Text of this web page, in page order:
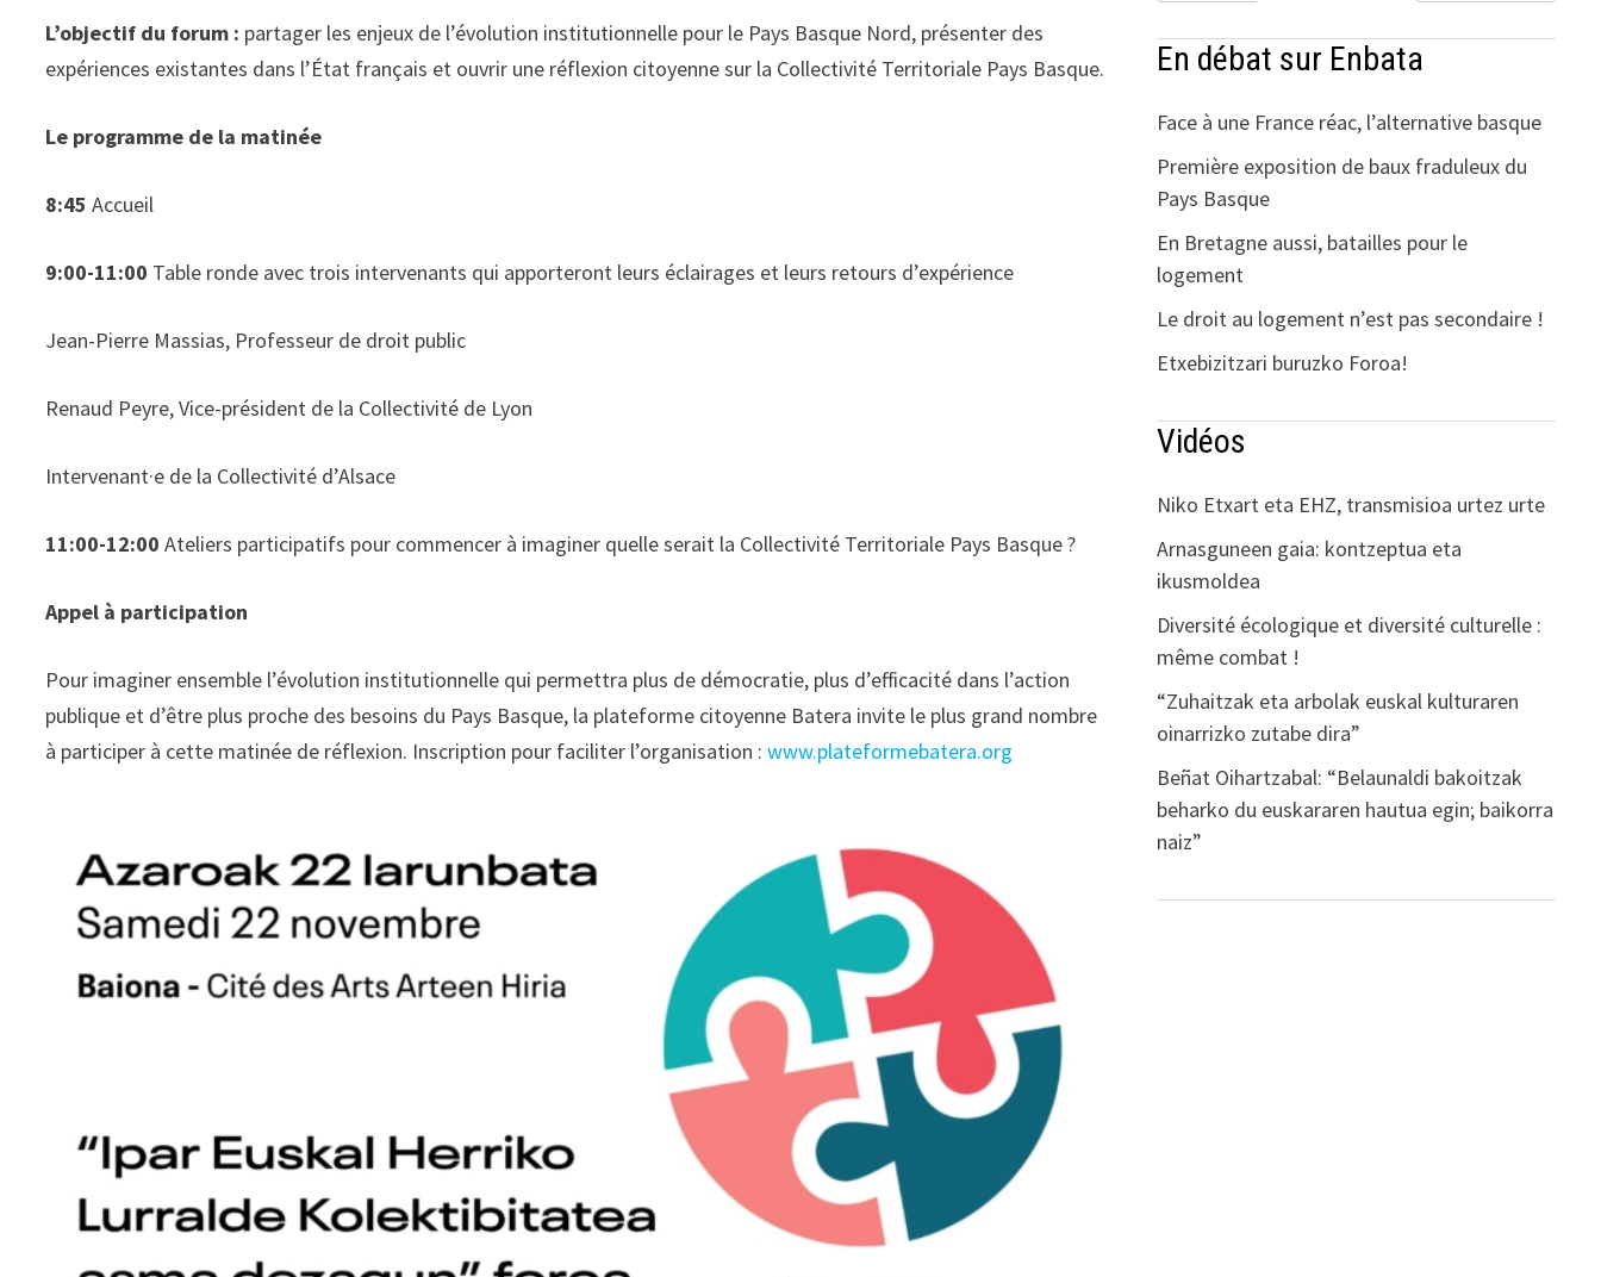
L’objectif du forum : partager les enjeux de l’évolution institutionnelle pour le Pays Basque Nord, présenter des
expériences existantes dans l’État français et ouvrir une réflexion citoyenne sur la Collectivité Territoriale Pays Basque.
Le programme de la matinée
8:45 Accueil
9:00-11:00 Table ronde avec trois intervenants qui apporteront leurs éclairages et leurs retours d’expérience
Jean-Pierre Massias, Professeur de droit public
Renaud Peyre, Vice-président de la Collectivité de Lyon
Intervenant·e de la Collectivité d’Alsace
11:00-12:00 Ateliers participatifs pour commencer à imaginer quelle serait la Collectivité Territoriale Pays Basque ?
Appel à participation
Pour imaginer ensemble l’évolution institutionnelle qui permettra plus de démocratie, plus d’efficacité dans l’action
publique et d’être plus proche des besoins du Pays Basque, la plateforme citoyenne Batera invite le plus grand nombre
à participer à cette matinée de réflexion. Inscription pour faciliter l’organisation :www.plateformebatera.org
En débat sur Enbata
Face à une France réac, l’alternative basque
Première exposition de baux fraduleux du
Pays Basque
En Bretagne aussi, batailles pour le
logement
Le droit au logement n’est pas secondaire !
Etxebizitzari buruzko Foroa!
Vidéos
Niko Etxart eta EHZ, transmisioa urtez urte
Arnasguneen gaia: kontzeptua eta
ikusmoldea
Diversité écologique et diversité culturelle :
même combat !
“Zuhaitzak eta arbolak euskal kulturaren
oinarrizko zutabe dira”
Beñat Oihartzabal: “Belaunaldi bakoitzak
beharko du euskararen hautua egin; baikorra
naiz”